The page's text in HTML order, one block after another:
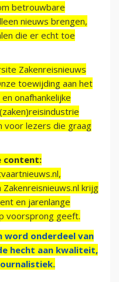
betrouwbare
nieuws brengen,
die er echt toe
Zakenreisnieuws
toewijding aan het
onafhankelijke
voor lezers die graag
content:
krijg
en jarenlange
voorsprong geeft.
word onderdeel van
hecht aan kwaliteit,